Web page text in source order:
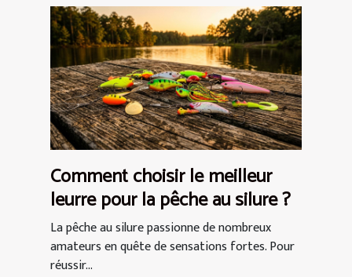
Comment choisir le meilleur
leurre pour la pêche au silure ?
La pêche au silure passionne de nombreux
amateurs en quête de sensations fortes. Pour
réussir...